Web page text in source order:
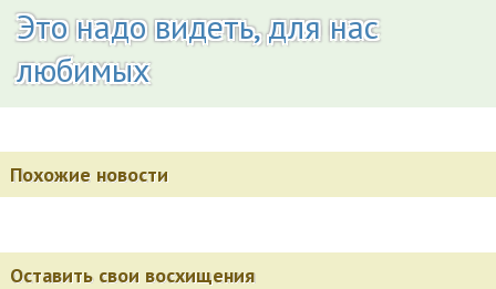
Это надо видеть, для нас
любимых
Похожие новости
Оставить свои восхищения